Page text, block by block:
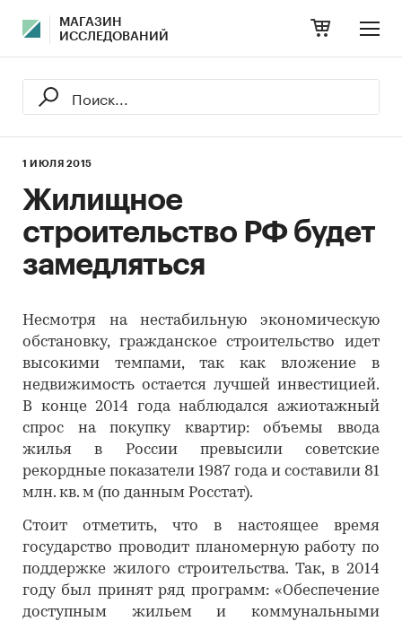
МАГАЗИН
ИССЛЕДОВАНИЙ
1 ИЮЛЯ 2015
Жилищное
строительство РФ будет
замедляться
Несмотря на нестабильную экономическую
обстановку, гражданское строительство идет
высокими темпами, так как вложение в
недвижимость остается лучшей инвестицией.
В конце 2014 года наблюдался ажиотажный
спрос на покупку квартир: объемы ввода
жилья в России превысили советские
рекордные показатели 1987 года и составили 81
млн. кв. м (по данным Росстат).
Стоит отметить, что в настоящее время
государство проводит планомерную работу по
поддержке жилого строительства. Так, в 2014
году был принят ряд программ: «Обеспечение
доступным жильем и коммунальными